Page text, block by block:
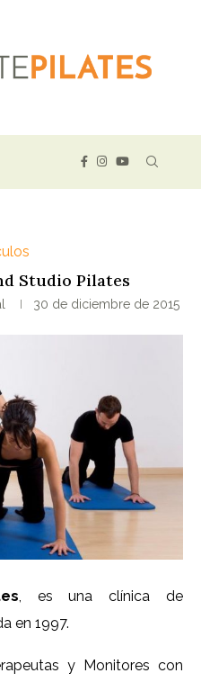
Studio Pilates
30 de diciembre de 2015
, es una clínica de
en 1997.
y Monitores con